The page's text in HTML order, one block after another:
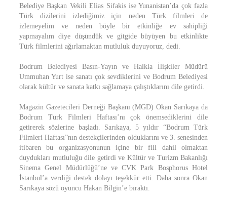
Belediye Başkan Vekili Elias Sifakis ise Yunanistan’da çok fazla
Türk dizilerini izlediğimiz için neden Türk filmleri de
izlemeyelim ve neden böyle bir etkinliğe ev sahipliği
yapmayalım diye düşündük ve gitgide büyüyen bu etkinlikte
Türk filmlerini ağırlamaktan mutluluk duyuyoruz, dedi.
Bodrum Belediyesi Basın-Yayın ve Halkla İlişkiler Müdürü
Ummuhan Yurt ise sanatı çok sevdiklerini ve Bodrum Belediyesi
olarak kültür ve sanata katkı sağlamaya çalıştıklarını dile getirdi.
Magazin Gazetecileri Derneği Başkanı (MGD) Okan Sarıkaya da
Bodrum Türk Filmleri Haftası’nı çok önemsediklerini dile
getirerek sözlerine başladı. Sarıkaya, 5 yıldır “Bodrum Türk
Filmleri Haftası”nın destekçilerinden olduklarını ve 3. senesinden
itibaren bu organizasyonunun içine bir fiil dahil olmaktan
duydukları mutluluğu dile getirdi ve Kültür ve Turizm Bakanlığı
Sinema Genel Müdürlüğü’ne ve CVK Park Bosphorus Hotel
İstanbul’a verdiği destek dolayı teşekkür etti. Daha sonra Okan
Sarıkaya sözü oyuncu Hakan Bilgin’e bıraktı.